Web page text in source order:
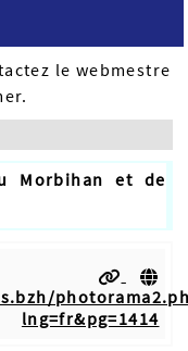
le webmestre
Morbihan et de
lng=fr&pg=1414